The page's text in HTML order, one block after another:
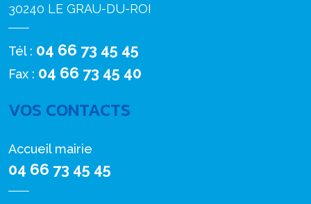
30240 LE GRAU-DU-ROI
Tél : 04 66 73 45 45
Fax : 04 66 73 45 40
VOS CONTACTS
Accueil mairie
04 66 73 45 45